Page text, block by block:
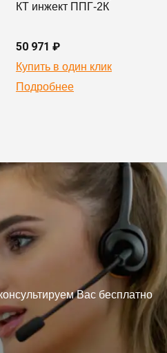
КТ инжект ППГ-2К
50 971 ₽
Купить в один клик
Подробнее
Вас бесплатно